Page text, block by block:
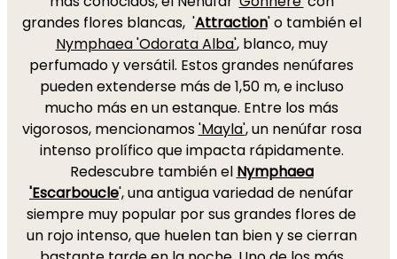
grandes flores blancas, 'Attraction' o también el
Nymphaea 'Odorata Alba', blanco, muy
perfumado y versátil. Estos grandes nenúfares
pueden extenderse más de 1,50 m, e incluso
mucho más en un estanque. Entre los más
vigorosos, mencionamos'Mayla', un nenúfar rosa
intenso prolífico que impacta rápidamente.
Redescubre también el Nymphaea
'Escarboucle', una antigua variedad de nenúfar
siempre muy popular por sus grandes flores de
un rojo intenso, que huelen tan bien y se cierran